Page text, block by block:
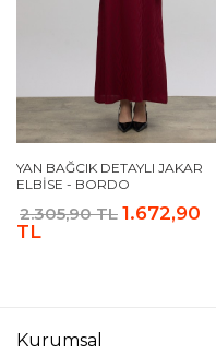
YAN BAĞCIK DETAYLI JAKAR
ELBISE - BORDO
2.305,90 TL 1.672,90
TL
Kurumsal